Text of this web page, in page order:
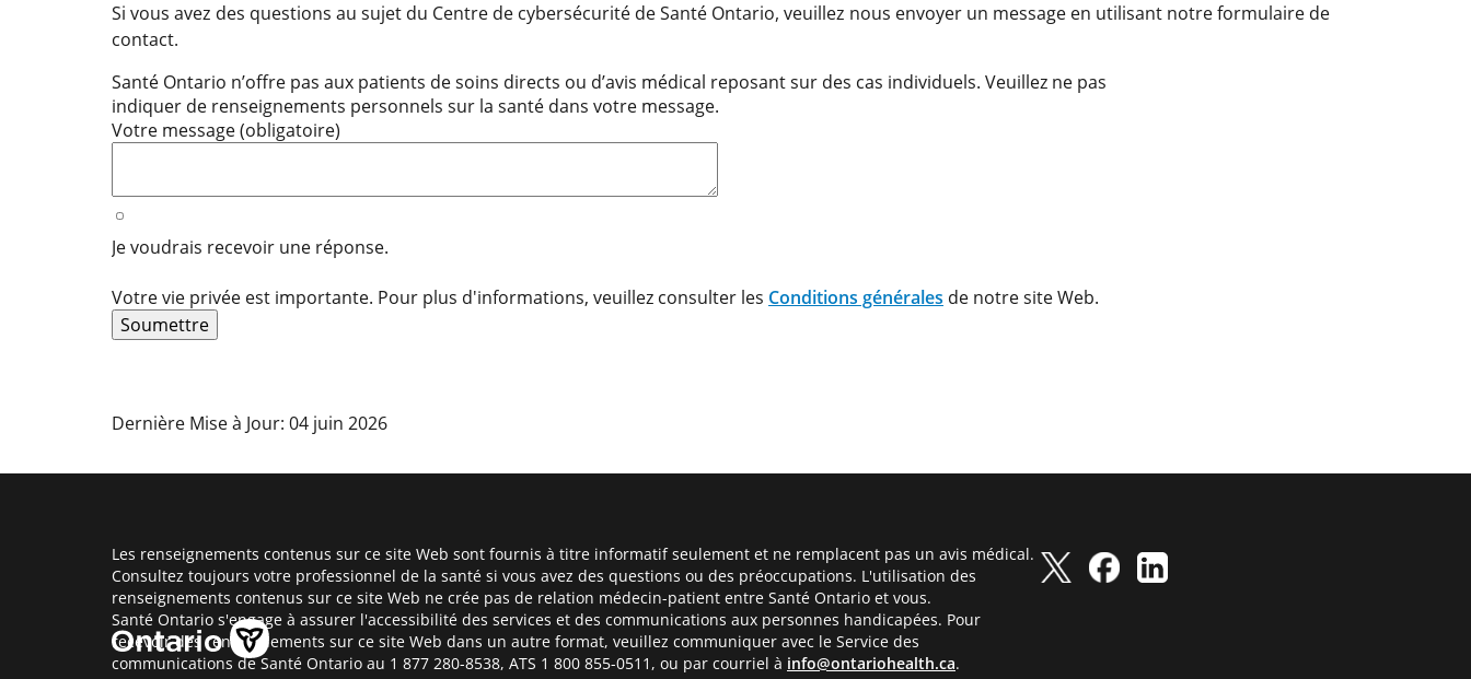
Si vous avez des questions au sujet du Centre de cybersécurité de Santé Ontario, veuillez nous envoyer un message en utilisant notre formulaire de
contact.
Dernière Mise à Jour: 04 juin 2026
Les renseignements contenus sur ce site Web sont fournis à titre informatif seulement et ne remplacent pas un avis médical.
Consultez toujours votre professionnel de la santé si vous avez des questions ou des préoccupations. L'utilisation des
renseignements contenus sur ce site Web ne crée pas de relation médecin-patient entre Santé Ontario et vous.
Santé Ontario s'engage à assurer l'accessibilité des services et des communications aux personnes handicapées. Pour
recevoir des renseignements sur ce site Web dans un autre format, veuillez communiquer avec le Service des
communications de Santé Ontario au 1 877 280-8538, ATS 1 800 855-0511, ou par courriel à info@ontariohealth.ca.